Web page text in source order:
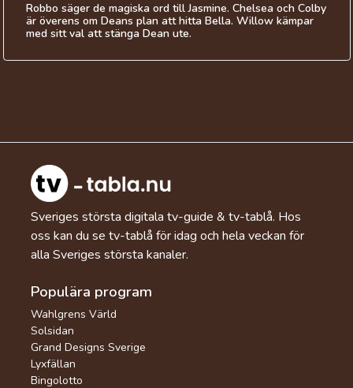
Robbo säger de magiska ord till Jasmine. Chelsea och Colby
är överens om Deans plan att hitta Bella. Willow kämpar
med sitt val att stänga Dean ute.
Sveriges största digitala tv-guide & tv-tablå. Hos
oss kan du se tv-tablå för idag och hela veckan för
alla Sveriges största kanaler.
Populära program
Wahlgrens Värld
Solsidan
Grand Designs Sverige
Lyxfällan
Bingolotto